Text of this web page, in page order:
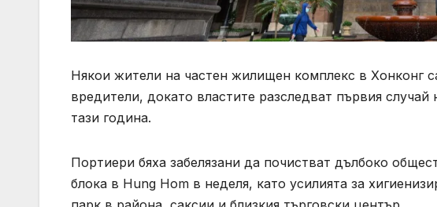
Някои жители на частен жилищен комплекс в Хонконг
вредители, докато властите разследват първия
тази година.
Портиери бяха забелязани да почистват дълбоко
блока в Hung Hom в неделя, като усилията за